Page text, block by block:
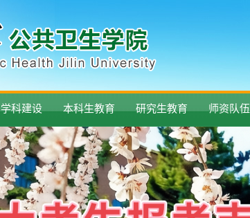
学科建设 本科生教育 研究生教育 师资队伍